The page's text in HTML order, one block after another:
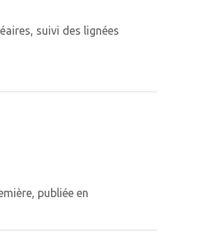
suivi des lignées
publiée en